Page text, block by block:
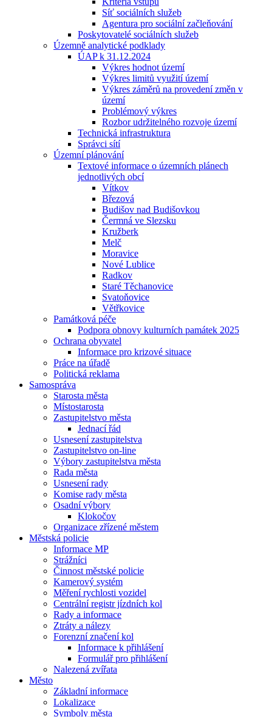
Síť sociálních služeb
Agentura pro sociální začleňování
Poskytovatelé sociálních služeb
Územně analytické podklady
ÚAP k 31.12.2024
Výkres hodnot území
Výkres limitů využití území
Výkres záměrů na provedení změn v
území
Problémový výkres
Rozbor udržitelného rozvoje území
Technická infrastruktura
Správci sítí
Územní plánování
Textové informace o územních plánech
jednotlivých obcí
Vítkov
Březová
Budišov nad Budišovkou
Čermná ve Slezsku
Kružberk
Melč
Moravice
Nové Lublice
Radkov
Staré Těchanovice
Svatoňovice
Větřkovice
Památková péče
Podpora obnovy kulturních památek 2025
Ochrana obyvatel
Informace pro krizové situace
Práce na úřadě
Politická reklama
Samospráva
Starosta města
Místostarosta
Zastupitelstvo města
Jednací řád
Usnesení zastupitelstva
Zastupitelstvo on-line
Výbory zastupitelstva města
Rada města
Usnesení rady
Komise rady města
Osadní výbory
Klokočov
Organizace zřízené městem
Městská policie
Informace MP
Strážníci
Činnost městské policie
Kamerový systém
Měření rychlosti vozidel
Centrální registr jízdních kol
Rady a informace
Ztráty a nálezy
Forenzní značení kol
Informace k přihlášení
Formulář pro přihlášení
Nalezená zvířata
Město
Základní informace
Lokalizace
Symboly města